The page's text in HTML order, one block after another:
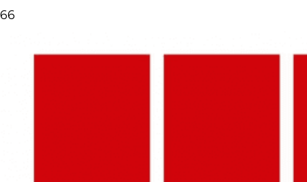
Domov Postup objednania vstavanej skrine